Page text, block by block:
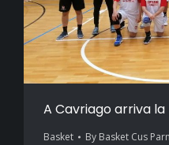
A Cavriago arriva
Basket By Basket Cus